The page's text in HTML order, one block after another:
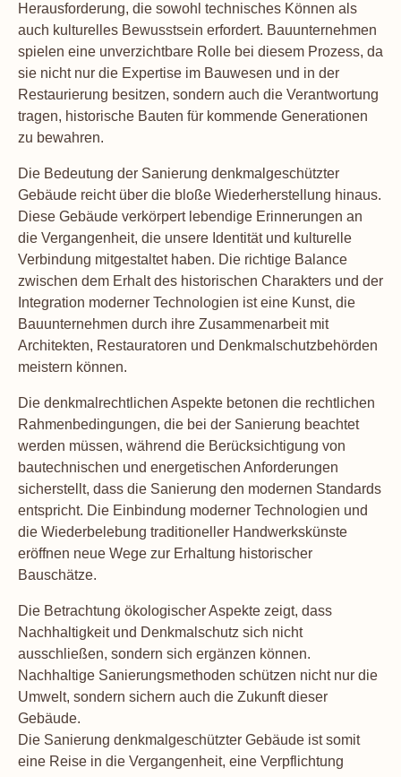
Herausforderung, die sowohl technisches Können als
auch kulturelles Bewusstsein erfordert. Bauunternehmen
spielen eine unverzichtbare Rolle bei diesem Prozess, da
sie nicht nur die Expertise im Bauwesen und in der
Restaurierung besitzen, sondern auch die Verantwortung
tragen, historische Bauten für kommende Generationen
zu bewahren.
Die Bedeutung der Sanierung denkmalgeschützter
Gebäude reicht über die bloße Wiederherstellung hinaus.
Diese Gebäude verkörpert lebendige Erinnerungen an
die Vergangenheit, die unsere Identität und kulturelle
Verbindung mitgestaltet haben. Die richtige Balance
zwischen dem Erhalt des historischen Charakters und der
Integration moderner Technologien ist eine Kunst, die
Bauunternehmen durch ihre Zusammenarbeit mit
Architekten, Restauratoren und Denkmalschutzbehörden
meistern können.
Die denkmalrechtlichen Aspekte betonen die rechtlichen
Rahmenbedingungen, die bei der Sanierung beachtet
werden müssen, während die Berücksichtigung von
bautechnischen und energetischen Anforderungen
sicherstellt, dass die Sanierung den modernen Standards
entspricht. Die Einbindung moderner Technologien und
die Wiederbelebung traditioneller Handwerkskünste
eröffnen neue Wege zur Erhaltung historischer
Bauschätze.
Die Betrachtung ökologischer Aspekte zeigt, dass
Nachhaltigkeit und Denkmalschutz sich nicht
ausschließen, sondern sich ergänzen können.
Nachhaltige Sanierungsmethoden schützen nicht nur die
Umwelt, sondern sichern auch die Zukunft dieser
Gebäude.
Die Sanierung denkmalgeschützter Gebäude ist somit
eine Reise in die Vergangenheit, eine Verpflichtung